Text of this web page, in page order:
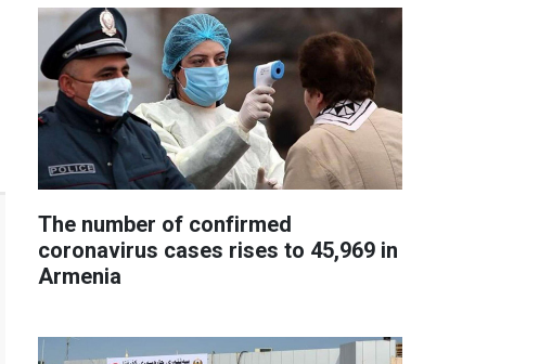
The number of confirmed
coronavirus cases rises to 45,969 in
Armenia